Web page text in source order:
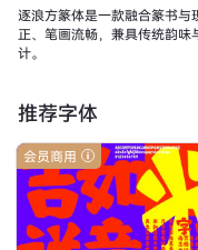
逐浪方篆体是一款融合篆书与
正、笔画流畅，兼具传统韵
计。
推荐字体
会员商用